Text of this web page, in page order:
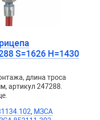
S=1626 H=1430
длина троса
артикул 247288.
, МЗСА